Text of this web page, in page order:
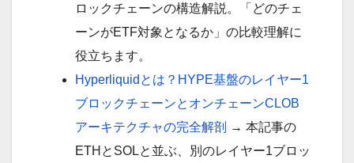
ロックチェーンの構造解説。「どのチェ
ーンがETF対象となるか」の比較理解に
役立ちます。
Hyperliquidとは？HYPE基盤のレイヤー1
ブロックチェーンとオンチェーンCLOB
アーキテクチャの完全解剖
→ 本記事の
ETHとSOLと並ぶ、別のレイヤー1ブロッ